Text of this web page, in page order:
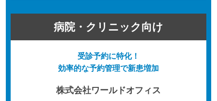
病院・クリニック向け
受診予約に特化！
効率的な予約管理で新患増加
株式会社ワールドオフィス